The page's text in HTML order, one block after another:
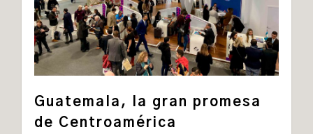
Guatemala, la gran promesa
de Centroamérica